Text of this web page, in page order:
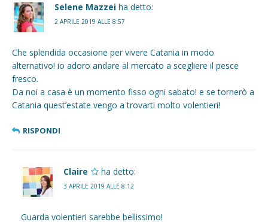
Selene Mazzei ha detto:
2 APRILE 2019 ALLE 8:57
Che splendida occasione per vivere Catania in modo
alternativo! io adoro andare al mercato a scegliere il pesce
fresco.
Da noi a casa è un momento fisso ogni sabato! e se tornerò a
Catania quest’estate vengo a trovarti molto volentieri!
RISPONDI
Claire ha detto:
3 APRILE 2019 ALLE 8:12
Guarda volentieri sarebbe bellissimo!